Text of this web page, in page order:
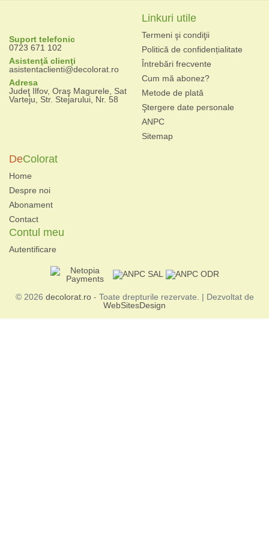
Suport telefonic
0723 671 102
Asistenţă clienţi
asistentaclienti@decolorat.ro
Adresa
Judeţ Ilfov, Oraş Magurele, Sat
Varteju, Str. Stejarului, Nr. 58
Linkuri utile
Termeni şi condiţii
Politică de confidențialitate
Întrebări frecvente
Cum mă abonez?
Metode de plată
Ştergere date personale
ANPC
Sitemap
DeColorat
Home
Despre noi
Abonament
Contact
Contul meu
Autentificare
© 2026 decolorat.ro- Toate drepturile rezervate. | Dezvoltat de
WebSitesDesign